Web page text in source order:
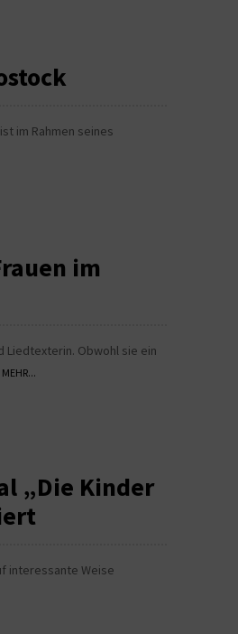
im Rahmen seines
im
Liedtexterin. Obwohl sie ein
MEHR...
„Die Kinder
interessante Weise